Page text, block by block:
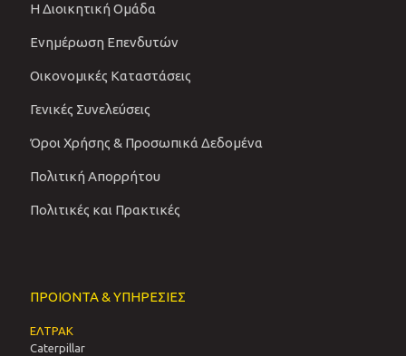
Η Διοικητική Ομάδα
Ενημέρωση Επενδυτών
Οικονομικές Καταστάσεις
Γενικές Συνελεύσεις
Όροι Χρήσης & Προσωπικά Δεδομένα
Πολιτική Απορρήτου
Πολιτικές και Πρακτικές
ΠΡΟΙΟΝΤΑ & ΥΠΗΡΕΣΙΕΣ
ΕΛΤΡΑΚ
Caterpillar